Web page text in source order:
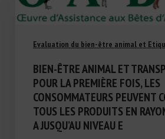
Evaluation du bien-être animal et
BIEN-ÊTRE ANIMAL ET
POUR LA PREMIÈRE FOIS, LES
CONSOMMATEURS PEUVENT
TOUS LES PRODUITS EN
A JUSQU’AU NIVEAU E